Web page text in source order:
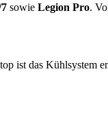
sowie Legion Pro.
ist das